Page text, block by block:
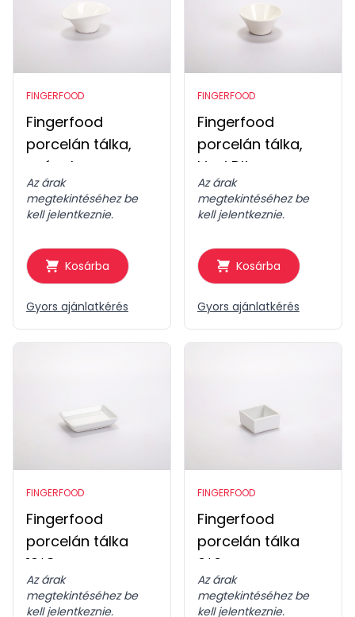
FINGERFOOD
Fingerfood
porcelán tálka,
csónak
Az árak
megtekintéséhez be
kell jelentkeznie.
Kosárba
Gyors ajánlatkérés
FINGERFOOD
Fingerfood
porcelán tálka,
kicsi Dits
Az árak
megtekintéséhez be
kell jelentkeznie.
Kosárba
Gyors ajánlatkérés
FINGERFOOD
Fingerfood
porcelán tálka
10*8cm
Az árak
megtekintéséhez be
kell jelentkeznie.
FINGERFOOD
Fingerfood
porcelán tálka
6*6cm
Az árak
megtekintéséhez be
kell jelentkeznie.